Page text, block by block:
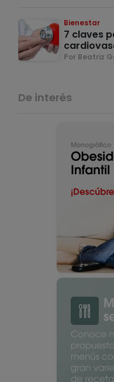
Bienestar
7 claves
Por Beatriz
De interés